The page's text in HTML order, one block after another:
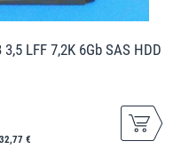
LFF 7,2K 6Gb SAS HDD
32,77 €